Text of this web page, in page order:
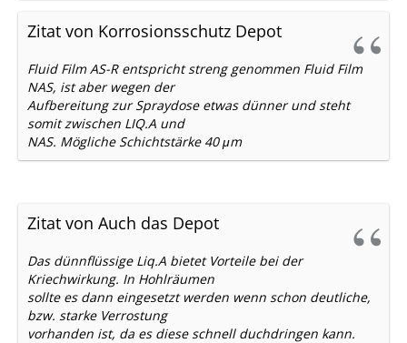
Zitat von Korrosionsschutz Depot
Fluid Film AS-R entspricht streng genommen Fluid Film
NAS, ist aber wegen der
Aufbereitung zur Spraydose etwas dünner und steht
somit zwischen LIQ.A und
NAS. Mögliche Schichtstärke 40 μm
Zitat von Auch das Depot
Das dünnflüssige Liq.A bietet Vorteile bei der
Kriechwirkung. In Hohlräumen
sollte es dann eingesetzt werden wenn schon deutliche,
bzw. starke Verrostung
vorhanden ist, da es diese schnell duchdringen kann.